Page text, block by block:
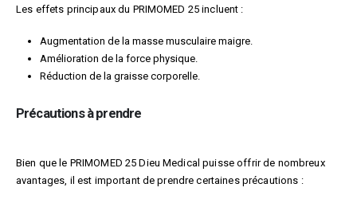
Les effets principaux du PRIMOMED 25 incluent :
Augmentation de la masse musculaire maigre.
Amélioration de la force physique.
Réduction de la graisse corporelle.
Précautions à prendre
Bien que le PRIMOMED 25 Dieu Medical puisse offrir de nombreux
avantages, il est important de prendre certaines précautions :